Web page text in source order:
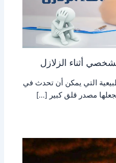
أثناء الزلازل
التي يمكن أن تحدث في
مصدر قلق كبير […]